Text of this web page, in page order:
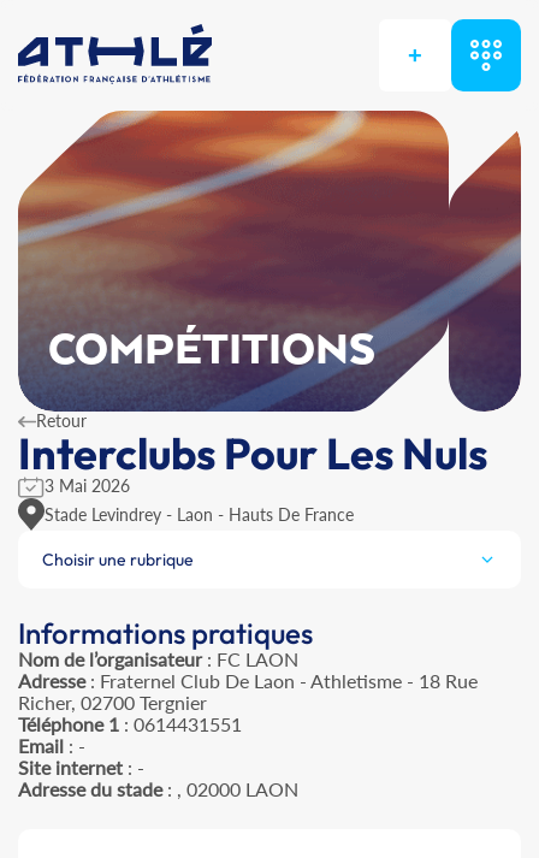
+
COMPÉTITIONS
Retour
Interclubs Pour Les Nuls
3 Mai 2026
Stade Levindrey - Laon - Hauts De France
Choisir une rubrique
Informations pratiques
Nom de l’organisateur: FC LAON
Adresse: Fraternel Club De Laon - Athletisme - 18 Rue
Richer, 02700 Tergnier
Téléphone 1 : 0614431551
Email : -
Site internet : -
Adresse du stade: , 02000 LAON